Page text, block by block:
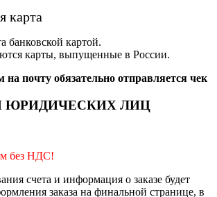
карта
банковской картой.
карты, выпущенные в России.
почту обязательно отправляется чек
ЮРИДИЧЕСКИХ ЛИЦ
без НДС!
счета и информация о заказе будет
заказа на финальной странице, в